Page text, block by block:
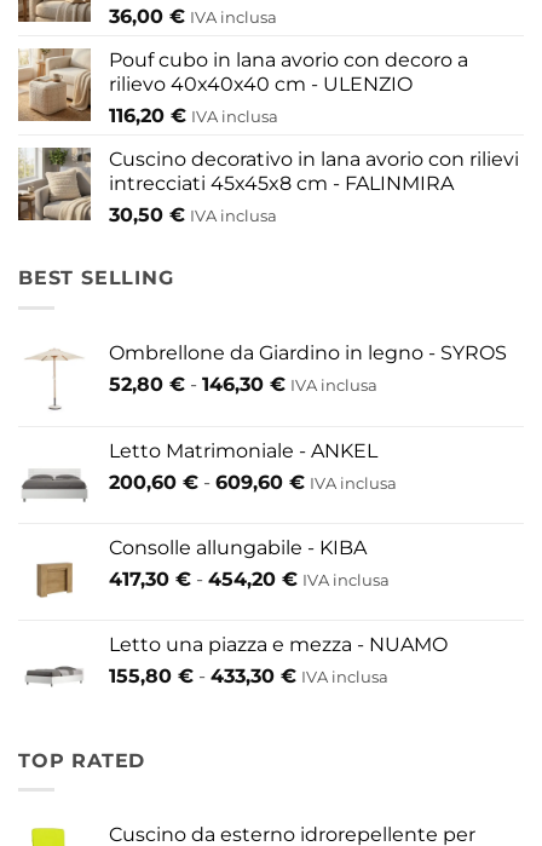
36,00 € IVA inclusa
Pouf cubo in lana avorio con decoro a
rilievo 40x40x40 cm - ULENZIO
116,20 € IVA inclusa
Cuscino decorativo in lana avorio con rilievi
intrecciati 45x45x8 cm - FALINMIRA
30,50 € IVA inclusa
BEST SELLING
Ombrellone da Giardino in legno - SYROS
52,80 € - 146,30 €Fascia
da
52,80 €
146,30 €
IVA inclusa
Letto Matrimoniale - ANKEL
200,60 € - 609,60 €Fascia
da
200,60 €
609,60 €
IVA inclusa
Consolle allungabile - KIBA
417,30 € - 454,20 €Fascia
da
417,30 €
IVA inclusa
Letto una piazza e mezza - NUAMO
155,80 € - 433,30 €Fascia
433,30 €
IVA inclusa
TOP RATED
Cuscino da esterno idrorepellente per